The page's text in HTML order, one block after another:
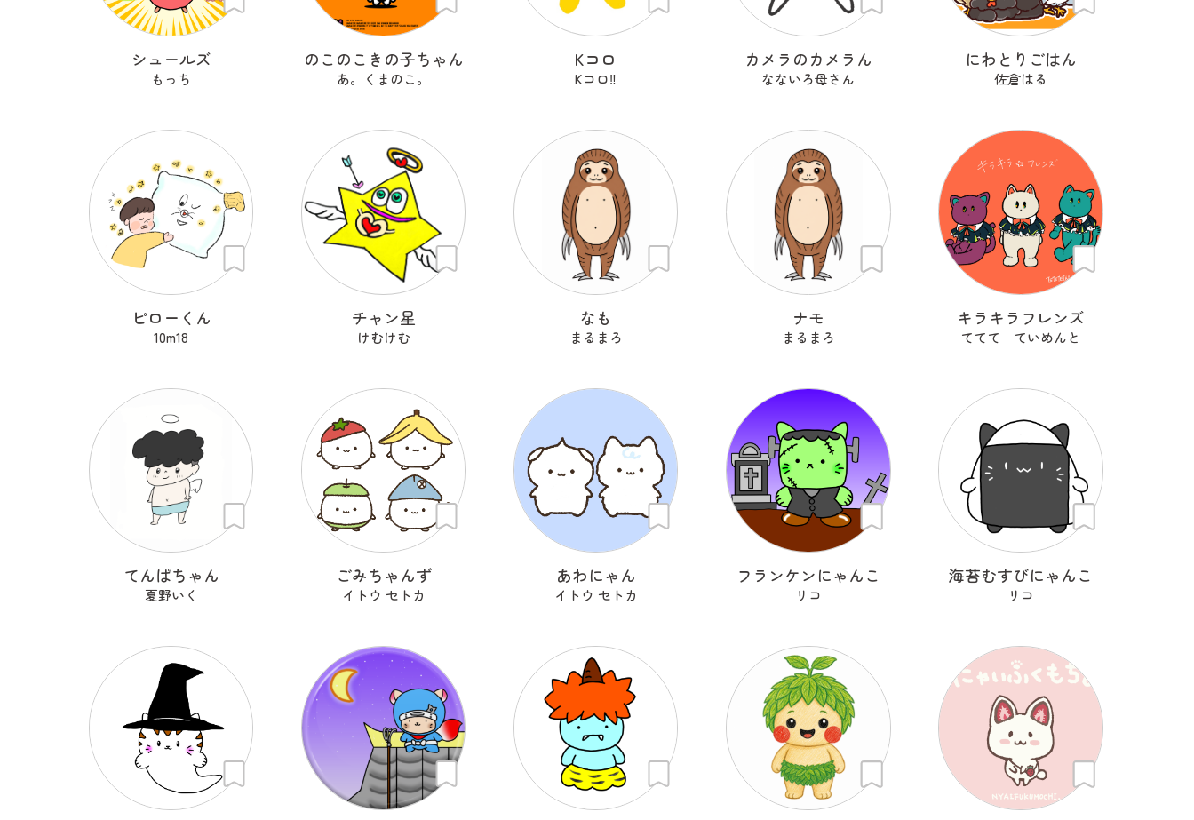
シュールズ
もっち
のこのこきの子ちゃん
あ。くまのこ。
Kコロ
Kコロ‼︎
カメラのカメラん
なないろ母さん
にわとりごはん
佐倉はる
ピローくん
10m18
チャン星
けむけむ
なも
まるまろ
ナモ
まるまろ
キラキラフレンズ
ててて ていめんと
てんぱちゃん
夏野いく
ごみちゃんず
イトウ セトカ
あわにゃん
イトウ セトカ
フランケンにゃんこ
リコ
海苔むすびにゃんこ
リコ